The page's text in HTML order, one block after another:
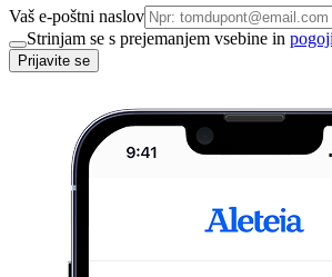
Vaš e-poštni naslov
Strinjam se s prejemanjem vsebine in
Prijavite se